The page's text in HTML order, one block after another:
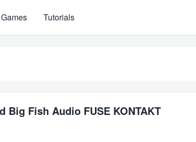
Games Tutorials
Big Fish Audio FUSE KONTAKT